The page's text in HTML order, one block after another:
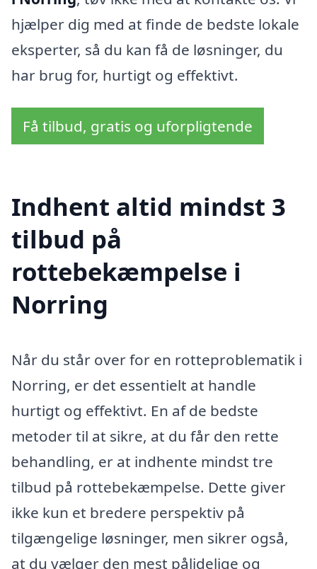
hjælper dig med at finde de bedste lokale
eksperter, så du kan få de løsninger, du
har brug for, hurtigt og effektivt.
Få tilbud, gratis og uforpligtende
Indhent altid mindst 3
tilbud på
rottebekæmpelse i
Norring
Når du står over for en rotteproblematik i
Norring, er det essentielt at handle
hurtigt og effektivt. En af de bedste
metoder til at sikre, at du får den rette
behandling, er at indhente mindst tre
tilbud på rottebekæmpelse. Dette giver
ikke kun et bredere perspektiv på
tilgængelige løsninger, men sikrer også,
at du vælger den mest pålidelige og